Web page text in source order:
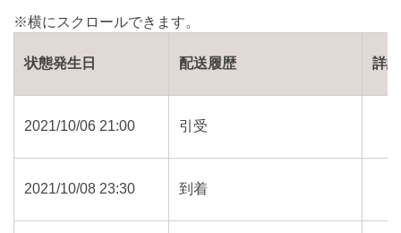
状態発生日 配送履歴 詳細
2021/10/06 21:00 引受
2021/10/08 23:30 到着